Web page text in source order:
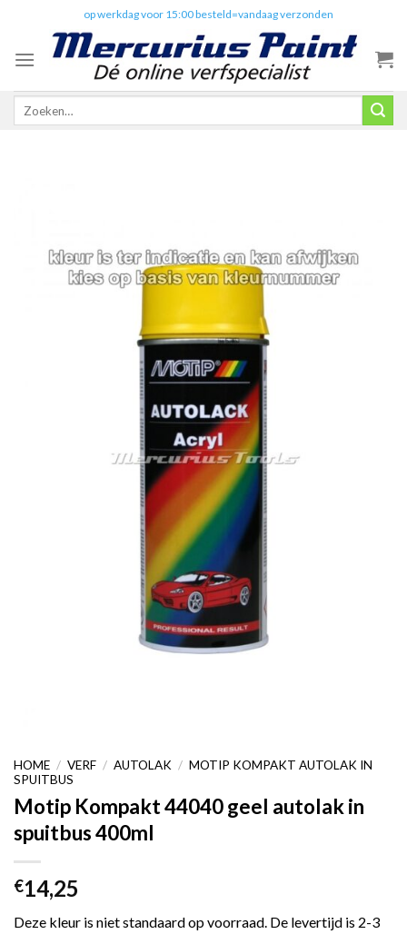
content
op werkdag voor 15:00 besteld=vandaag verzonden
Zoeken
HOME / VERF / AUTOLAK / MOTIP KOMPAKT AUTOLAK IN
SPUITBUS
Motip Kompakt 44040 geel autolak in
spuitbus 400ml
€14,25
Deze kleur is niet standaard op voorraad. De levertijd is 2-3